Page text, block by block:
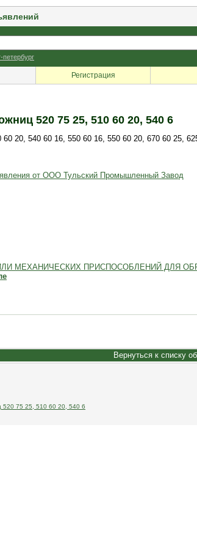
Регистрация
520 75 25, 510 60 20, 540 6
20, 540 60 16, 550 60 16, 550 60 20, 670 60 25,
от ООО Тульский Промышленный Завод
МЕХАНИЧЕСКИХ ПРИСПОСОБЛЕНИЙ ДЛЯ
Вернуться к списку
520 75 25, 510 60 20, 540 6